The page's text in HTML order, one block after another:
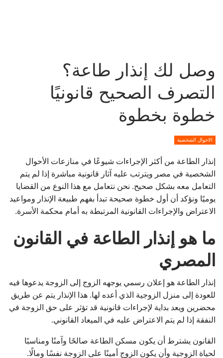
وصل لك إنذار طاعة؟
التصرف الصحيح قانونيًا
خطوة بخطوة
الاحوال الشخصية
إنذار الطاعة من أكثر الإجراءات شيوعًا في منازعات الأحوال
الشخصية في مصر ويترتب عليه آثار قانونية مباشرة إذا لم يتم
التعامل معه بشكل صحيح. نحن نتعامل مع هذا النوع من القضايا
يوميًا ونؤكد أن أول خطوة صحيحة تبدأ بفهم طبيعة الإنذار ومواعيد
الاعتراض والإجراءات القانونية المرتبطة به أمام محكمة الأسرة.
ما هو إنذار الطاعة في القانون
المصري
إنذار الطاعة هو إعلان رسمي يوجهه الزوج إلى الزوجة يدعوها فيه
للعودة إلى منزل الزوجية الذي أعده لها. هذا الإنذار يتم عن طريق
محضرين ويعد بداية لإجراءات قانونية قد تؤثر على حق الزوجة في
النفقة إذا لم يتم الاعتراض عليه في الميعاد القانوني.
القانون يشترط أن يكون مسكن الطاعة صالحًا وآمنًا ومناسبًا
لحياة الزوجية وأن يكون الزوج أمينًا على الزوجة نفسًا ومالًا.